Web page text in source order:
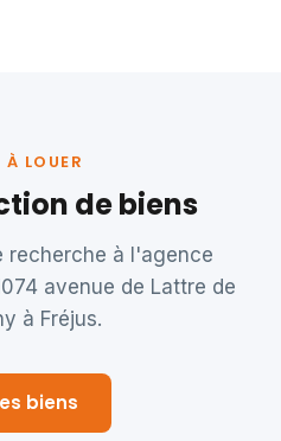
À LOUER
de biens
recherche à l'agence
avenue de Lattre de
à Fréjus.
biens